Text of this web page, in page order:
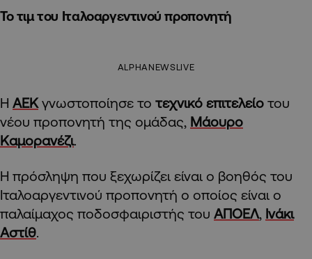
Το τιμ του Ιταλοαργεντινού προπονητή
ALPHANEWSLIVE
Η ΑΕΚγνωστοποίησε το τεχνικό επιτελείο του
νέου προπονητή της ομάδας, Μάουρο
Καμορανέζι.
Η πρόσληψη που ξεχωρίζει είναι ο βοηθός του
Ιταλοαργεντινού προπονητή ο οποίος είναι ο
παλαίμαχος ποδοσφαιριστής του ΑΠΟΕΛ, Ινάκι
Αστίθ.